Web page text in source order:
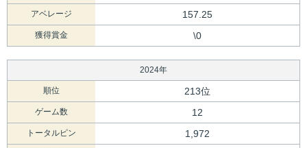
アベレージ 157.25
獲得賞金 \0
2024年
順位 213位
ゲーム数 12
トータルピン 1,972